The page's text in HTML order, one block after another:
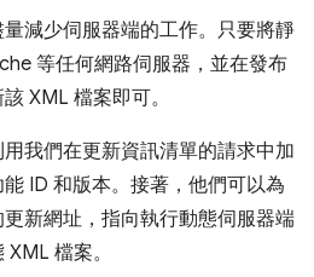
減少伺服器端的工作。只要將靜
等任何網路伺服器，並在發布
XML 檔案即可。
我們在更新資訊清單的請求中加
ID 和版本。接著，他們可以為
新網址，指向執行動態伺服器端
檔案。